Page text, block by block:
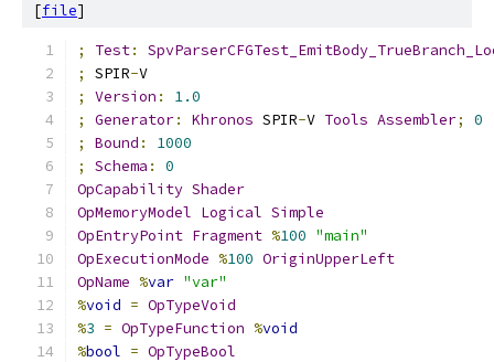
[file]
; Test:
;
SPIR-V
;
Version :
1.0
;
Generator: Khronos SPIR-V Tools Assembler;
0
;
Bound :
1000
;
Schema :
0
OpCapability Shader
OpMemoryModel Logical Simple
OpEntryPoint Fragment %100 "main"
OpExecutionMode %100 OriginUpperLeft
OpName %var "var"
%void = OpTypeVoid
%3 = OpTypeFunction %void
%bool = OpTypeBool